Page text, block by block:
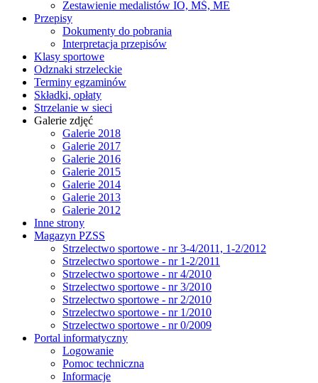
Zestawienie medalistów IO, MŚ, ME
Przepisy
Dokumenty do pobrania
Interpretacja przepisów
Klasy sportowe
Odznaki strzeleckie
Terminy egzaminów
Składki, opłaty
Strzelanie w sieci
Galerie zdjęć
Galerie 2018
Galerie 2017
Galerie 2016
Galerie 2015
Galerie 2014
Galerie 2013
Galerie 2012
Inne strony
Magazyn PZSS
Strzelectwo sportowe - nr 3-4/2011, 1-2/2012
Strzelectwo sportowe - nr 1-2/2011
Strzelectwo sportowe - nr 4/2010
Strzelectwo sportowe - nr 3/2010
Strzelectwo sportowe - nr 2/2010
Strzelectwo sportowe - nr 1/2010
Strzelectwo sportowe - nr 0/2009
Portal informatyczny
Logowanie
Pomoc techniczna
Informacje